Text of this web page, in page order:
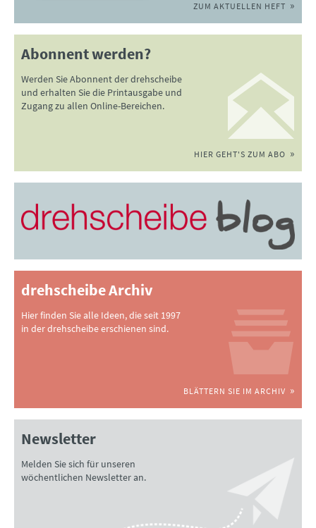
ZUM AKTUELLEN HEFT
Abonnent werden?
Werden Sie Abonnent der drehscheibe
und erhalten Sie die Printausgabe und
Zugang zu allen Online-Bereichen.
HIER GEHT'S ZUM ABO
drehscheibe Archiv
Hier finden Sie alle Ideen, die seit 1997
in der drehscheibe erschienen sind.
BLÄTTERN SIE IM ARCHIV
Newsletter
Melden Sie sich für unseren
wöchentlichen Newsletter an.